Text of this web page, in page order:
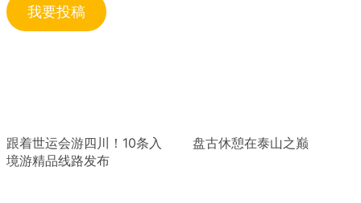
我要投稿
跟着世运会游四川！10条入
境游精品线路发布
盘古休憩在泰山之巅